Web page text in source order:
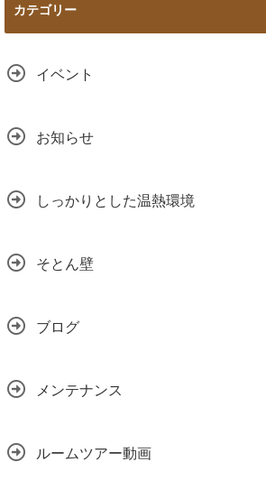
カテゴリー
イベント
お知らせ
しっかりとした温熱環境
そとん壁
ブログ
メンテナンス
ルームツアー動画